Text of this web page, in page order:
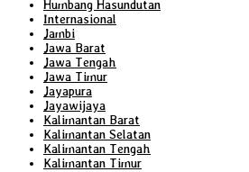
Humbang Hasundutan
Internasional
Jambi
Jawa Barat
Jawa Tengah
Jawa Timur
Jayapura
Jayawijaya
Kalimantan Barat
Kalimantan Selatan
Kalimantan Tengah
Kalimantan Timur